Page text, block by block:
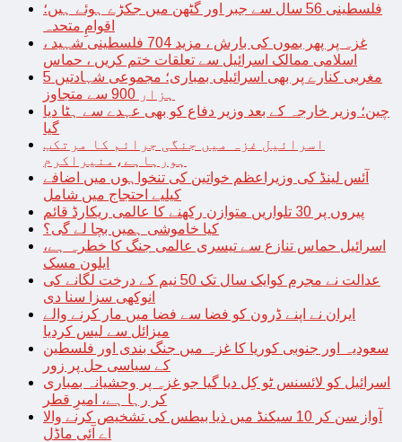
فلسطینی 56 سال سے جبر اور گٹھن میں جکڑے ہوئے ہیں؛
اقوامِ متحدہ
غزہ پر پھر بموں کی بارش ، مزید 704 فلسطینی شہید ،
اسلامی ممالک اسرائیل سے تعلقات ختم کریں ، حماس
مغربی کنارے پر بھی اسرائیلی بمباری؛ مجموعی شہادتیں 5
ہزار 900 سے متجاوز
چین؛ وزیر خارجہ کے بعد وزیر دفاع کو بھی عہدے سے ہٹا دیا
گیا
اسرائیل غزہ میں جنگی جرائم کا مرتکب
ہورہاہے،منیراکرم
آئس لینڈ کی وزیراعظم خواتین کی تنخواہوں میں اضافے
کیلیے احتجاج میں شامل
پیروں پر 30 تلواریں متوازن رکھنے کا عالمی ریکارڈ قائم
کیا خاموشی ہمیں بچا لے گی؟
اسرائیل حماس تنازع سے تیسری عالمی جنگ کا خطرہ ہے،
ایلون مسک
عدالت نے مجرم کوایک سال تک 50 نیم کے درخت لگانے کی
انوکھی سزا سنا دی
ایران نے اپنے ڈرون کو فضا سے فضا میں مار کرنے والے
میزائل سے لیس کردیا
سعودیہ اور جنوبی کوریا کا غزہ میں جنگ بندی اور فلسطین
کے سیاسی حل پر زور
اسرائیل کو لائسنس ٹو کِل دیا گیا جو غزہ پر وحشیانہ بمباری
کر رہا ہے، امیرِ قطر
آواز سن کر 10 سیکنڈ میں ذیا بیطس کی تشخیص کرنے والا
اے آئی ماڈل